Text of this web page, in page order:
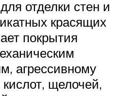
отделки стен и
красящих
покрытия
агрессивному
щелочей,